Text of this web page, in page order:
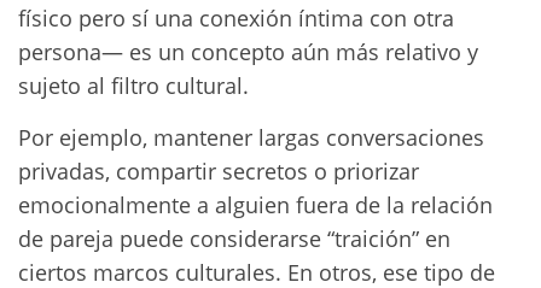
físico pero sí una conexión íntima con otra
persona— es un concepto aún más relativo y
sujeto al filtro cultural.
Por ejemplo, mantener largas conversaciones
privadas, compartir secretos o priorizar
emocionalmente a alguien fuera de la relación
de pareja puede considerarse “traición” en
ciertos marcos culturales. En otros, ese tipo de